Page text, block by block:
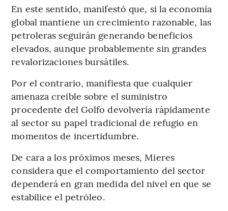
En este sentido, manifestó que, si la economía
global mantiene un crecimiento razonable, las
petroleras seguirán generando beneficios
elevados, aunque probablemente sin grandes
revalorizaciones bursátiles.
Por el contrario, manifiesta que cualquier
amenaza creíble sobre el suministro
procedente del Golfo devolvería rápidamente
al sector su papel tradicional de refugio en
momentos de incertidumbre.
De cara a los próximos meses, Mieres
considera que el comportamiento del sector
dependerá en gran medida del nivel en que se
estabilice el petróleo.